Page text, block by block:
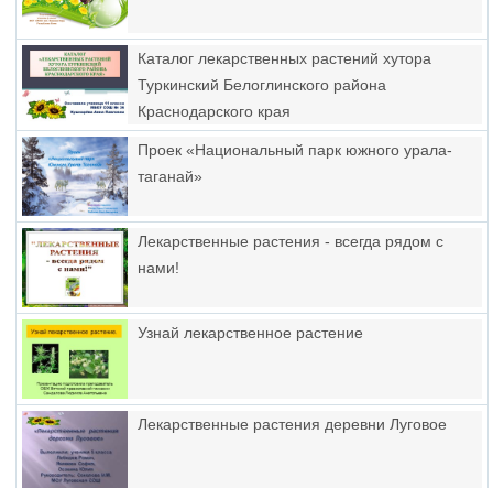
Каталог лекарственных растений хутора
Туркинский Белоглинского района
Краснодарского края
Проек «Национальный парк южного урала-
таганай»
Лекарственные растения - всегда рядом с
нами!
Узнай лекарственное растение
Лекарственные растения деревни Луговое